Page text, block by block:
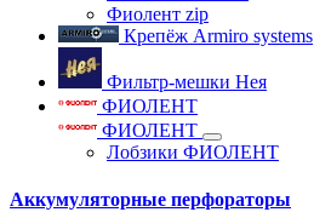
Фиолент zip
Крепёж Armiro systems
Фильтр-мешки Нея
ФИОЛЕНТ
ФИОЛЕНТ
Лобзики ФИОЛЕНТ
Аккумуляторные перфораторы